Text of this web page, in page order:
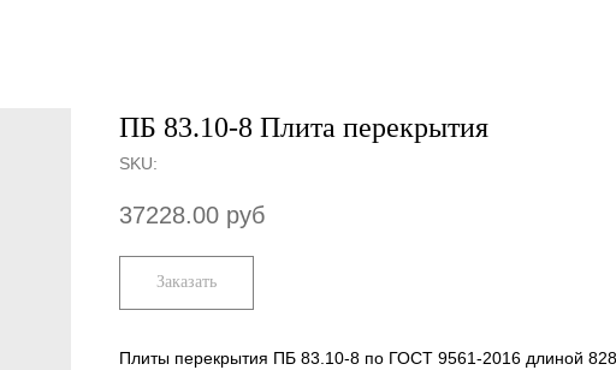
ПБ 83.10-8 Плита перекрытия
SKU:
37228.00 руб
Заказать
Плиты перекрытия ПБ 83.10-8 по ГОСТ 9561-2016 длиной